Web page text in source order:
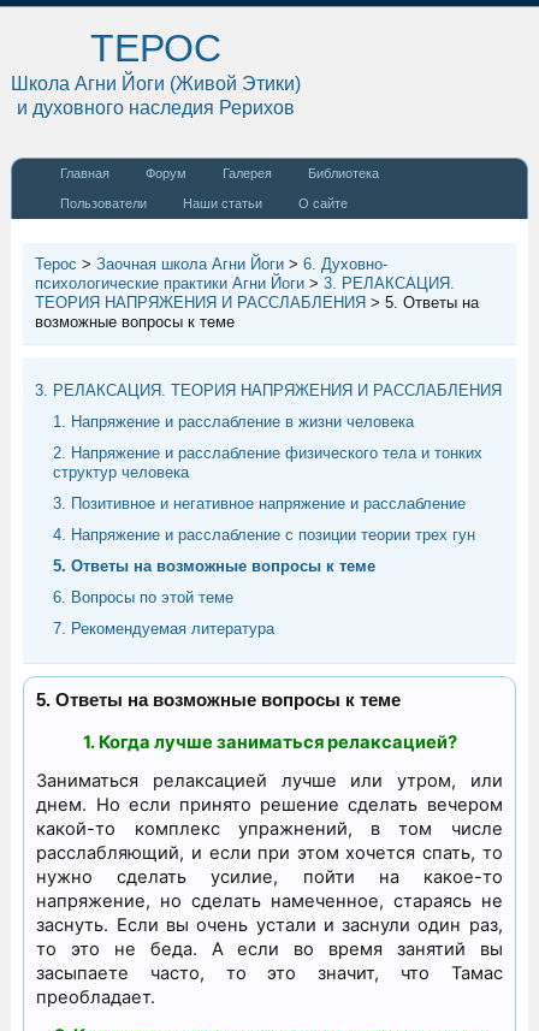
ТЕРОС
Школа Агни Йоги (Живой Этики)
и духовного наследия Рерихов
Главная Форум Галерея Библиотека
Пользователи Наши статьи О сайте
Терос >Заочная школа Агни Йоги >6. Духовно-
психологические практики Агни Йоги >3. РЕЛАКСАЦИЯ.
ТЕОРИЯ НАПРЯЖЕНИЯ И РАССЛАБЛЕНИЯ >5. Ответы на
возможные вопросы к теме
3. РЕЛАКСАЦИЯ. ТЕОРИЯ НАПРЯЖЕНИЯ И РАССЛАБЛЕНИЯ
1. Напряжение и расслабление в жизни человека
2. Напряжение и расслабление физического тела и тонких
структур человека
3. Позитивное и негативное напряжение и расслабление
4. Напряжение и расслабление с позиции теории трех гун
5. Ответы на возможные вопросы к теме
6. Вопросы по этой теме
7. Рекомендуемая литература
5. Ответы на возможные вопросы к теме
1. Когда лучше заниматься релаксацией?
Заниматься релаксацией лучше или утром, или
днем. Но если принято решение сделать вечером
какой-то комплекс упражнений, в том числе
расслабляющий, и если при этом хочется спать, то
нужно сделать усилие, пойти на какое-то
напряжение, но сделать намеченное, стараясь не
заснуть. Если вы очень устали и заснули один раз,
то это не беда. А если во время занятий вы
засыпаете часто, то это значит, что Тамас
преобладает.